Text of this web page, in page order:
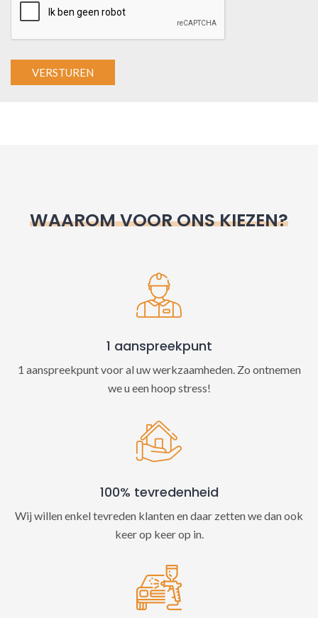
WAAROM VOOR ONS KIEZEN?
1 aanspreekpunt
1 aanspreekpunt voor al uw werkzaamheden. Zo ontnemen
we u een hoop stress!
100% tevredenheid
Wij willen enkel tevreden klanten en daar zetten we dan ook
keer op keer op in.